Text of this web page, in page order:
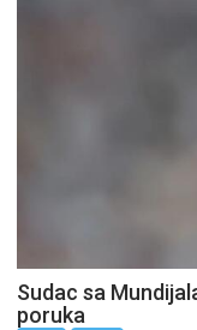
Sudac sa
poruka